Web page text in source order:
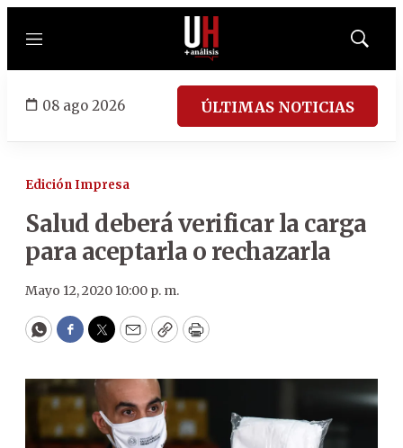
Menú
Mostrar
08 ago 2026 ÚLTIMAS NOTICIAS
Edición Impresa
Salud deberá verificar la carga
para aceptarla o rechazarla
Mayo 12, 2020 10:00 p. m.
WhatsApp
Facebook
Twitter
EmailCopyPrint